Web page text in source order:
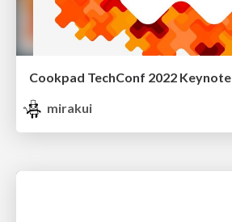
Cookpad TechConf 2022 Keynote
mirakui